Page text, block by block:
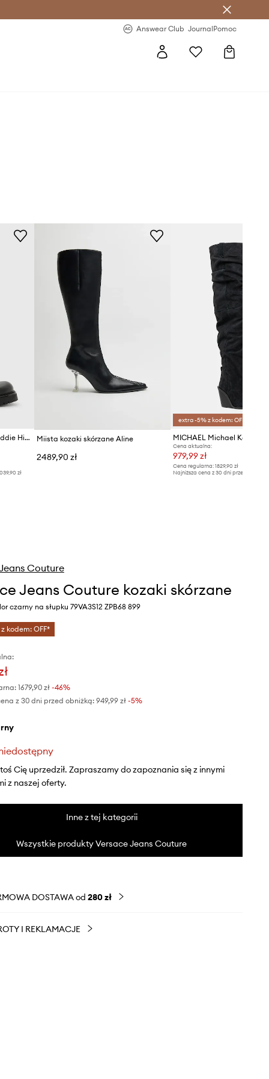
Answear Club JournalPomoc
AllSaints kozaki skórzane Maddie High Boot
zł
Miista kozaki skórzane Aline
2489,90 zł
extra -5% z kodem: OFF*
Cena aktualna:
979,99 zł
Cena regularna: 1829,90 zł
Najniższa cena z 30 dni przed obniżką:
Couture
Jeans Couture kozaki skórzane
czarny na słupku 79VA3S12 ZPB68 899
kodem: OFF*
1679,90 zł-46%
z 30 dni przed obniżką: 949,99 zł -5%
Cię uprzedził. Zapraszamy do zapoznania się z innymi
z naszej oferty.
Inne z tej kategorii
Wszystkie produkty Versace Jeans Couture
DOSTAWA od 280 zł
I REKLAMACJE